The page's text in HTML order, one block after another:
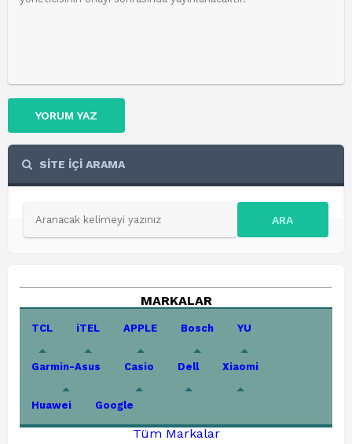
YORUM YAZ
SİTE İÇİ ARAMA
ARA
MARKALAR
TCL iTEL APPLE Bosch YU
Garmin-Asus Casio Dell Xiaomi
Huawei Google
Tüm Markalar